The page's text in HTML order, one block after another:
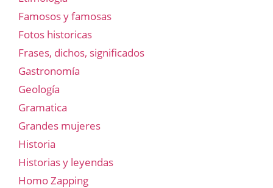
Famosos y famosas
Fotos historicas
Frases, dichos, significados
Gastronomía
Geología
Gramatica
Grandes mujeres
Historia
Historias y leyendas
Homo Zapping